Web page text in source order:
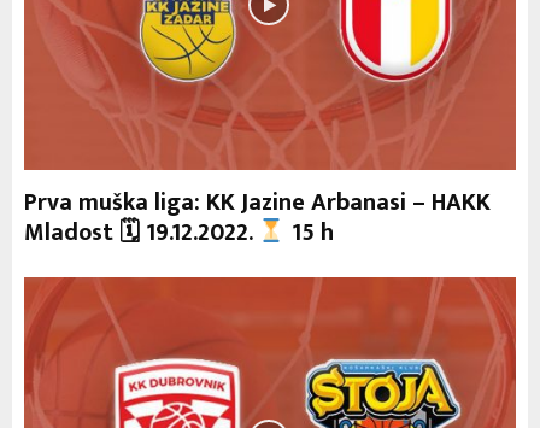
Prva muška liga: KK Jazine Arbanasi – HAKK
Mladost 🗓 19.12.2022. 15 h